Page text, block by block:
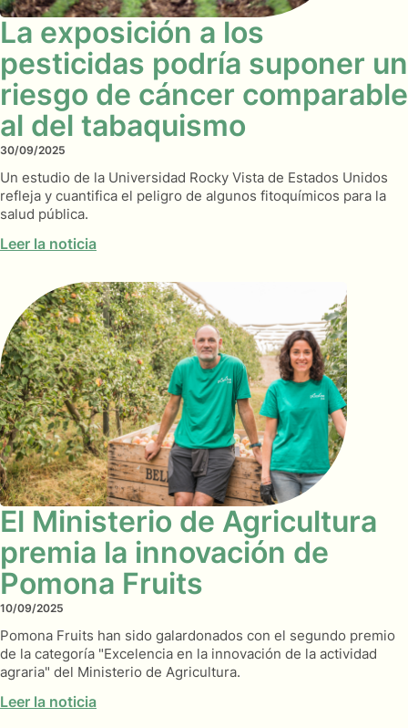
La exposición a los
pesticidas podría suponer un
riesgo de cáncer comparable
al del tabaquismo
30/09/2025
Un estudio de la Universidad Rocky Vista de Estados Unidos
refleja y cuantifica el peligro de algunos fitoquímicos para la
salud pública.
Leer la noticia
El Ministerio de Agricultura
premia la innovación de
Pomona Fruits
10/09/2025
Pomona Fruits han sido galardonados con el segundo premio
de la categoría "Excelencia en la innovación de la actividad
agraria" del Ministerio de Agricultura.
Leer la noticia